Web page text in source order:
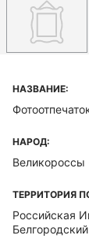
НАЗВАНИЕ:
НАРОД:
Великороссы
ТЕРРИТОРИЯ
Российская